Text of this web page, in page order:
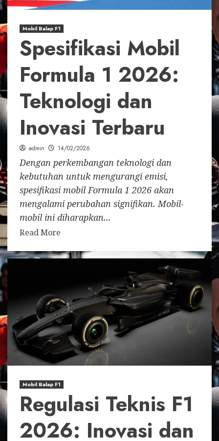
Mobil Balap F1
Spesifikasi Mobil
Formula 1 2026:
Teknologi dan
Inovasi Terbaru
admin 14/02/2026
Dengan perkembangan teknologi dan
kebutuhan untuk mengurangi emisi,
spesifikasi mobil Formula 1 2026 akan
mengalami perubahan signifikan. Mobil-
mobil ini diharapkan...
Read More
Mobil Balap F1
Regulasi Teknis F1
2026: Inovasi dan